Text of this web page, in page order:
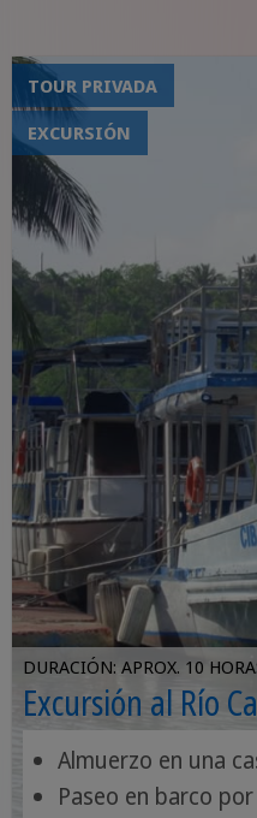
TOUR PRIVADA
EXCURSIÓN
DURACIÓN: APROX. 10
Excursión al Río
Almuerzo en una
Paseo en barco